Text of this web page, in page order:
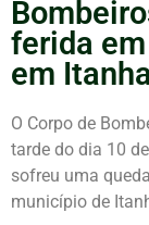
ferida
em
O Corpo de
tarde do dia 10
sofreu uma
município de